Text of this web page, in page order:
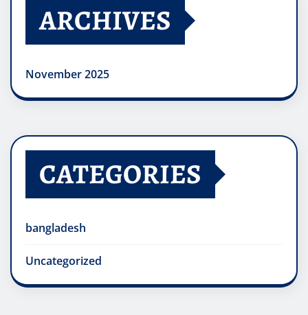
ARCHIVES
November 2025
CATEGORIES
bangladesh
Uncategorized